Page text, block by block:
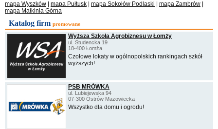
mapa Wyszków mapa Pułtusk mapa Sokołów Podlaski mapa Zambrów
mapa Małkinia Górna
Katalog firm promowane
Wyższa Szkoła Agrobiznesu w Łomży
ul. Studencka 19
18-400 Łomża
Czołowe lokaty w ogólnopolskich rankingach szkół
wyższych!
PSB MRÓWKA
ul. Lubiejewska 94
07-300 Ostrów Mazowiecka
Wszystko dla domu i ogrodu!